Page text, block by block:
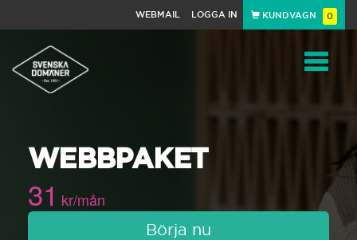
WEBMAIL LOGGA IN KUNDVAGN 0
Toggle
WEBBPAKET
31 kr/mån
Börja nu